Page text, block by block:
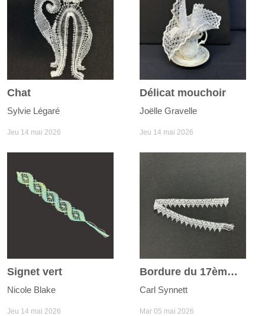
Chat
Sylvie Légaré
Jeu 14 mai 2026
Délicat mouchoir
Joëlle Gravelle
Jeu 14 mai 2026
Signet vert
Nicole Blake
Jeu 14 mai 2026
Bordure du 17ème siècle
Carl Synnett
Mar 05 mai 2026